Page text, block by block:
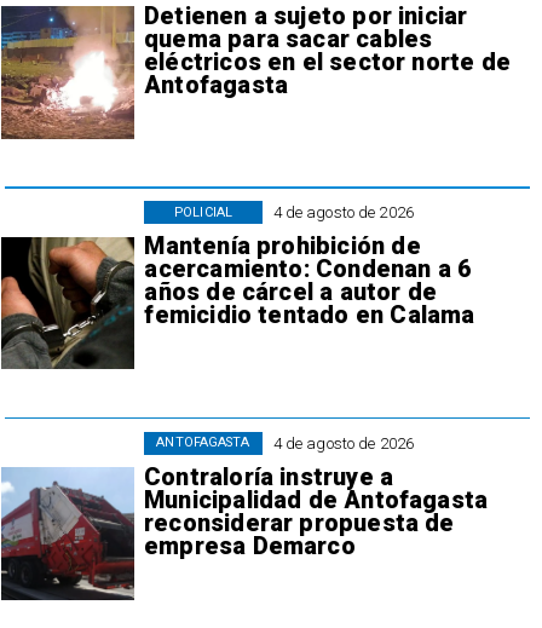
Detienen a sujeto por iniciar
quema para sacar cables
eléctricos en el sector norte de
Antofagasta
4 de agosto de 2026
Mantenía prohibición de
acercamiento: Condenan a 6
años de cárcel a autor de
femicidio tentado en Calama
POLICIAL
4 de agosto de 2026
Contraloría instruye a
Municipalidad de Antofagasta
reconsiderar propuesta de
empresa Demarco
ANTOFAGASTA